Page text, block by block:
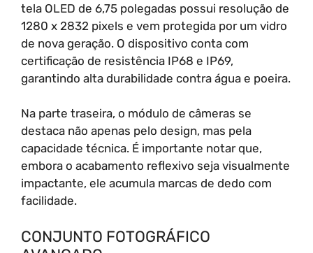
tela OLED de 6,75 polegadas possui resolução de
1280 x 2832 pixels e vem protegida por um vidro
de nova geração. O dispositivo conta com
certificação de resistência IP68 e IP69,
garantindo alta durabilidade contra água e poeira.
Na parte traseira, o módulo de câmeras se
destaca não apenas pelo design, mas pela
capacidade técnica. É importante notar que,
embora o acabamento reflexivo seja visualmente
impactante, ele acumula marcas de dedo com
facilidade.
CONJUNTO FOTOGRÁFICO